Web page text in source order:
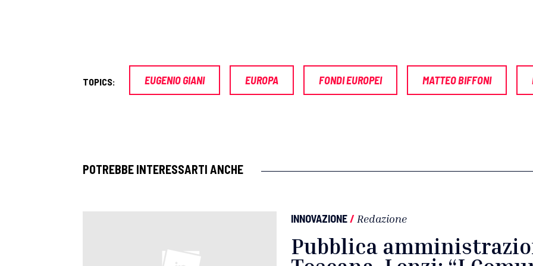
TOPICS: EUGENIO GIANI EUROPA FONDI EUROPEI MATTEO BIFFONI
POTREBBE INTERESSARTI ANCHE
INNOVAZIONE/ Redazione
Pubblica